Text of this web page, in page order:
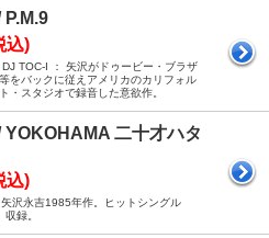
P.M.9
込)
TOC-I ： 矢沢がドゥービー・ブラザ
をバックに従えアメリカのカリフォル
・スタジオで録音した意欲作。
YOKOHAMA 二十才ハタ
込)
沢永吉1985年作。ヒットシングル
収録。